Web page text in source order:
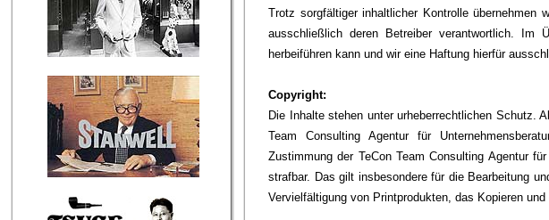
Trotz sorgfältiger inhaltlicher Kontrolle
ausschließlich deren Betreiber verantwortlich. Im
herbeiführen kann und wir eine Haftung hierfür
Copyright:
Die Inhalte stehen unter urheberrechtlichen Schutz.
Team Consulting Agentur für
Zustimmung der TeCon Team Consulting Agentur
strafbar. Das gilt insbesondere für die Bearbeitung
Vervielfältigung von Printprodukten, das Kopieren und